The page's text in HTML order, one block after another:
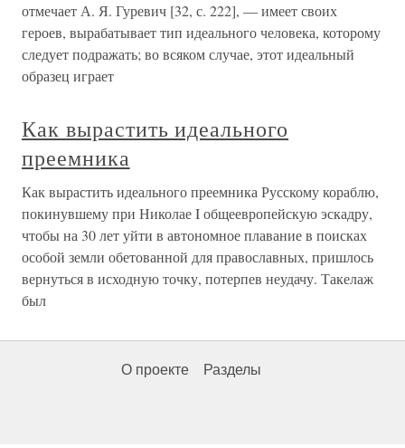
отмечает А. Я. Гуревич [32, с. 222], — имеет своих
героев, вырабатывает тип идеального человека, которому
следует подражать; во всяком случае, этот идеальный
образец играет
Как вырастить идеального
преемника
Как вырастить идеального преемника Русскому кораблю,
покинувшему при Николае I общеевропейскую эскадру,
чтобы на 30 лет уйти в автономное плавание в поисках
особой земли обетованной для православных, пришлось
вернуться в исходную точку, потерпев неудачу. Такелаж
был
О проекте Разделы